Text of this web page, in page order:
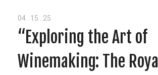
04 15 25
“Exploring the Art of
Winemaking: The Royal